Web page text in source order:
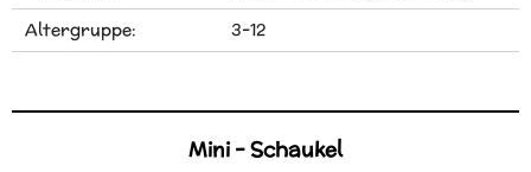
Altergruppe:
3-12
Mini - Schaukel